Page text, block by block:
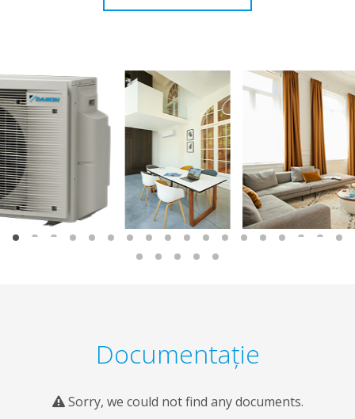
Documentaţie
Sorry, we could not find any documents.